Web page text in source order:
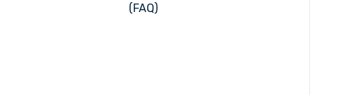
(FAQ)